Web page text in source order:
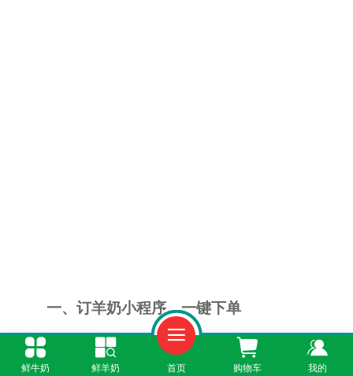
一、订羊奶小程序，一键下单
“鲜奶365”小程序就是您的线上订羊奶商城。
鲜牛奶 鲜羊奶 首页 购物车 我的